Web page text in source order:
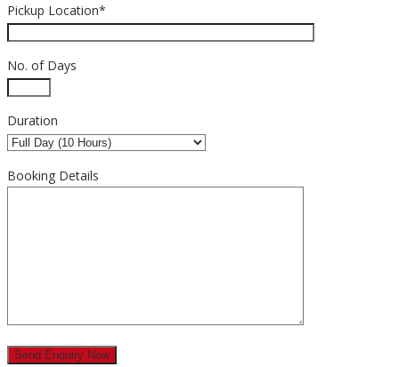
Pickup Location*
No. of Days
Duration
Booking Details